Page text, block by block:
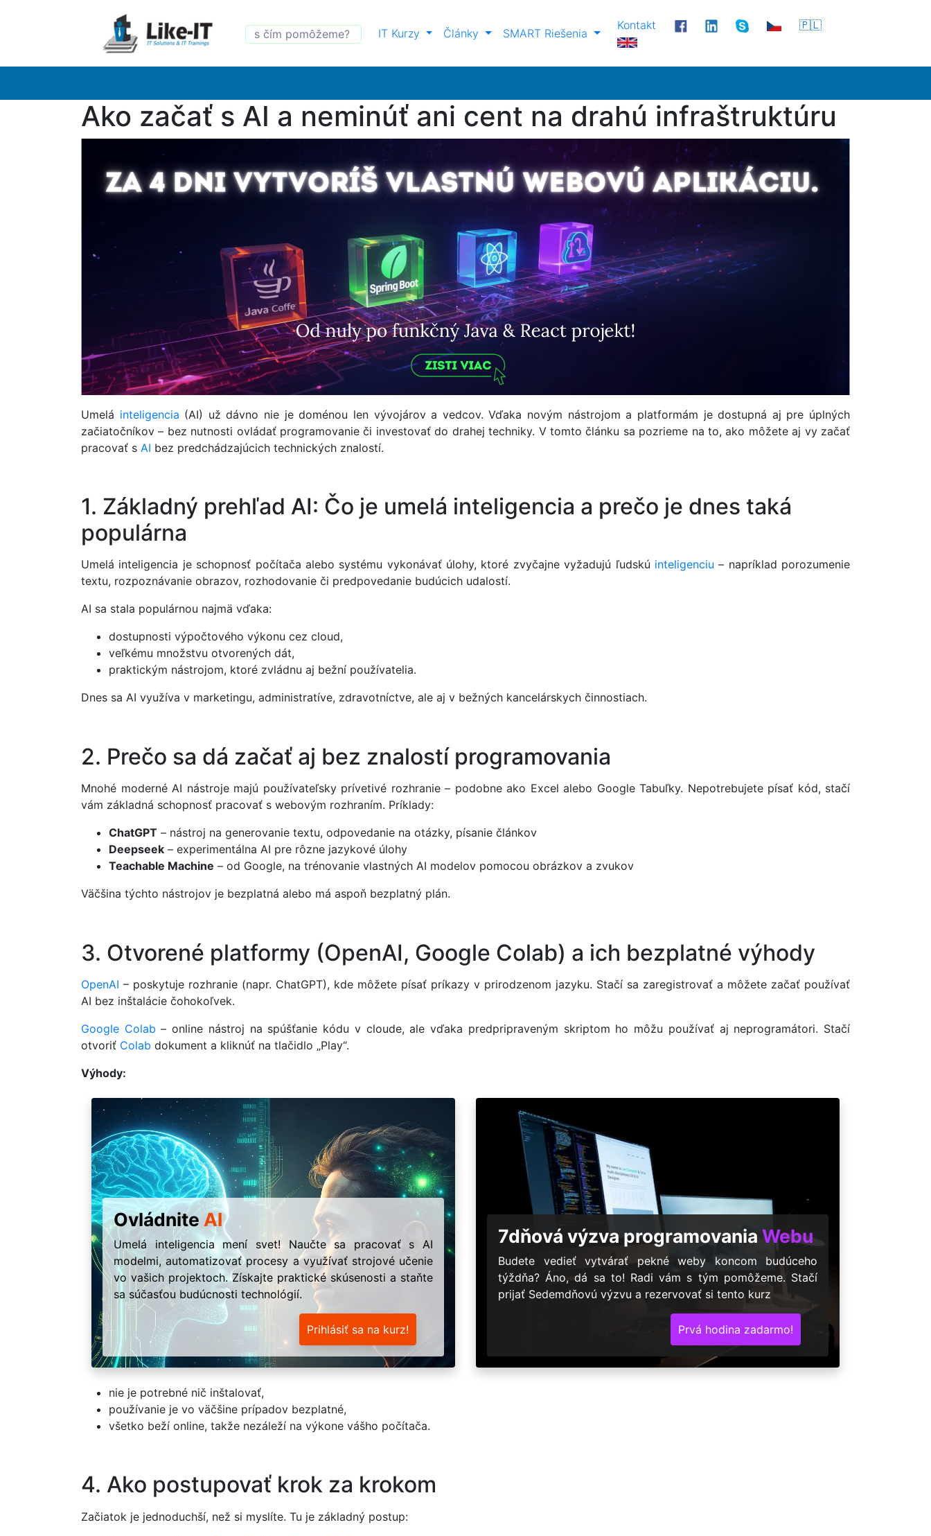
IT Kurzy Články SMART Riešenia
Kontakt 🇵🇱
Ako začať s AI a neminúť ani cent na drahú infraštruktúru
Umelá inteligencia (AI) už dávno nie je doménou len vývojárov a vedcov. Vďaka novým nástrojom a platformám je dostupná aj pre úplných
začiatočníkov – bez nutnosti ovládať programovanie či investovať do drahej techniky. V tomto článku sa pozrieme na to, ako môžete aj vy začať
pracovať s AI bez predchádzajúcich technických znalostí.
1. Základný prehľad AI: Čo je umelá inteligencia a prečo je dnes taká
populárna
Umelá inteligencia je schopnosť počítača alebo systému vykonávať úlohy, ktoré zvyčajne vyžadujú ľudskú inteligenciu – napríklad porozumenie
textu, rozpoznávanie obrazov, rozhodovanie či predpovedanie budúcich udalostí.
AI sa stala populárnou najmä vďaka:
dostupnosti výpočtového výkonu cez cloud,
veľkému množstvu otvorených dát,
praktickým nástrojom, ktoré zvládnu aj bežní používatelia.
Dnes sa AI využíva v marketingu, administratíve, zdravotníctve, ale aj v bežných kancelárskych činnostiach.
2. Prečo sa dá začať aj bez znalostí programovania
Mnohé moderné AI nástroje majú používateľsky prívetivé rozhranie – podobne ako Excel alebo Google Tabuľky. Nepotrebujete písať kód, stačí
vám základná schopnosť pracovať s webovým rozhraním. Príklady:
ChatGPT – nástroj na generovanie textu, odpovedanie na otázky, písanie článkov
Deepseek – experimentálna AI pre rôzne jazykové úlohy
Teachable Machine – od Google, na trénovanie vlastných AI modelov pomocou obrázkov a zvukov
Väčšina týchto nástrojov je bezplatná alebo má aspoň bezplatný plán.
3. Otvorené platformy (OpenAI, Google Colab) a ich bezplatné výhody
OpenAI – poskytuje rozhranie (napr. ChatGPT), kde môžete písať príkazy v prirodzenom jazyku. Stačí sa zaregistrovať a môžete začať používať
AI bez inštalácie čohokoľvek.
Google Colab – online nástroj na spúšťanie kódu v cloude, ale vďaka predpripraveným skriptom ho môžu používať aj neprogramátori. Stačí
otvoriť Colab dokument a kliknúť na tlačidlo „Play“.
Výhody:
Ovládnite AI
Umelá inteligencia mení svet! Naučte sa pracovať s AI
modelmi, automatizovať procesy a využívať strojové učenie
vo vašich projektoch. Získajte praktické skúsenosti a staňte
sa súčasťou budúcnosti technológií.
Prihlásiť sa na kurz!
7dňová výzva programovania Webu
Budete vedieť vytvárať pekné weby koncom budúceho
týždňa? Áno, dá sa to! Radi vám s tým pomôžeme. Stačí
prijať Sedemdňovú výzvu a rezervovať si tento kurz
Prvá hodina zadarmo!
nie je potrebné nič inštalovať,
používanie je vo väčšine prípadov bezplatné,
všetko beží online, takže nezáleží na výkone vášho počítača.
4. Ako postupovať krok za krokom
Začiatok je jednoduchší, než si myslíte. Tu je základný postup: